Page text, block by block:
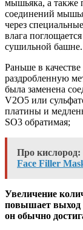
мышьяка, а также
соединений
через
влага
сушильной башне.
Раньше в
раздробленную
была заменена
V2O5 или
платины и
SO3 обратимая;
Про кислород:
Face Filler
Увеличение
повышает выход
он обычно